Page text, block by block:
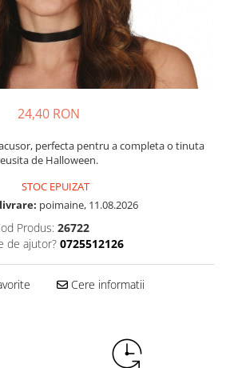
24,40 RON
perfecta pentru a completa o tinuta
de Halloween.
STOC EPUIZAT
poimaine, 11.08.2026
Produs: 26722
de ajutor? 0725512126
Cere informatii